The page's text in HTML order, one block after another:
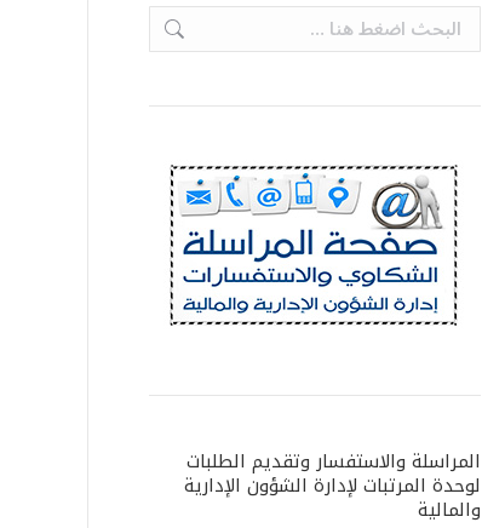
Search:
المراسلة والاستفسار وتقديم الطلبات
لوحدة المرتبات لإدارة الشؤون الإدارية
والمالية